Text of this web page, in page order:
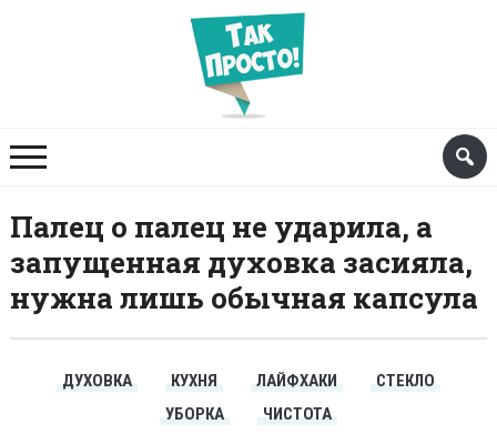
Палец о палец не ударила, а
запущенная духовка засияла,
нужна лишь обычная капсула
ДУХОВКА КУХНЯ ЛАЙФХАКИ
СТЕКЛО
УБОРКА
ЧИСТОТА